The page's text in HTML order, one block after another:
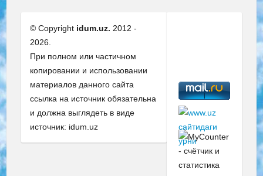
© Copyright idum.uz. 2012 -
2026.
При полном или частичном
копировании и использовании
материалов данного сайта
ссылка на источник обязательна
и должна выглядеть в виде
источник: idum.uz